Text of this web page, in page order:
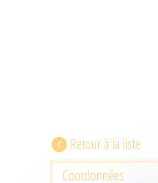
Retour à la liste
Coordonnées